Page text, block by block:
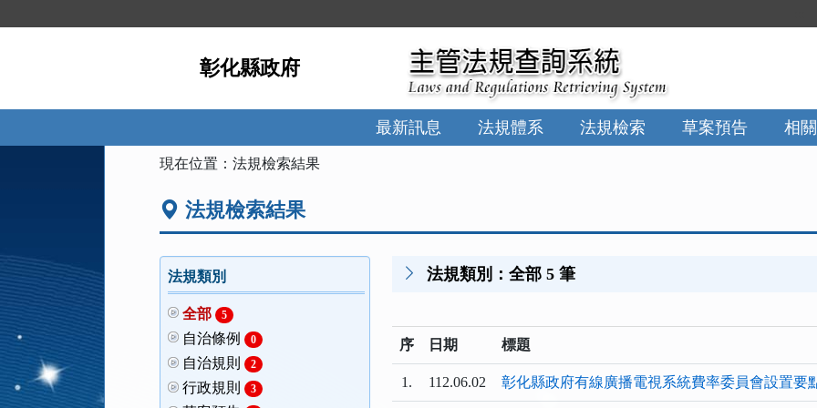
到
彰化縣政府
最新訊息 法規體系 法規檢索 草案預告 相
現在位置：法規檢索結果
法規檢索結果
法規類別
全部 5
自治條例 0
自治規則 2
行政規則 3
法規類別：全部 5 筆
序 日期 標題
1. 112.06.02 彰化縣政府有線廣播電視系統費率委員會設置要